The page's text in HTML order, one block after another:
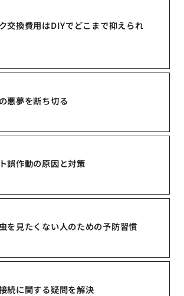
交換費用はDIYでどこまで抑えられ
悪夢を断ち切る
誤作動の原因と対策
を見たくない人のための予防習慣
続に関する疑問を解決